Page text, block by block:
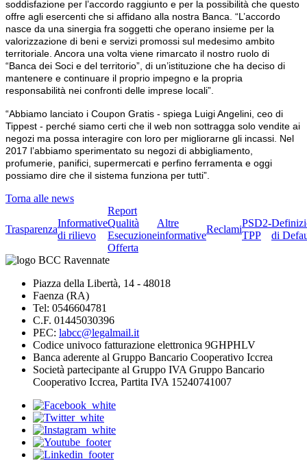
soddisfazione per l’accordo raggiunto e per la possibilità che questo
offre agli esercenti che si affidano alla nostra Banca. “L’accordo
nasce da una sinergia fra soggetti che operano insieme per la
valorizzazione di beni e servizi promossi sul medesimo ambito
territoriale. Ancora una volta viene rimarcato il nostro ruolo di
“Banca dei Soci e del territorio”, di un’istituzione che ha deciso di
mantenere e continuare il proprio impegno e la propria
responsabilità nei confronti delle imprese locali”.
“Abbiamo lanciato i Coupon Gratis - spiega Luigi Angelini, ceo di
Tippest - perché siamo certi che il web non sottragga solo vendite ai
negozi ma possa interagire con loro per migliorarne gli incassi. Nel
2017 l’abbiamo sperimentato su negozi di abbigliamento,
profumerie, panifici, supermercati e perfino ferramenta e oggi
possiamo dire che il sistema funziona per tutti”.
Torna alle news
Trasparenza
Informative
di rilievo
Report
Qualità
Esecuzione
Offerta
Altre
informative
Reclami
PSD2-
TPP
di
Piazza della Libertà, 14 - 48018
Faenza (RA)
Tel: 0546604781
C.F. 01445030396
PEC: labcc@legalmail.it
Codice univoco fatturazione elettronica 9GHPHLV
Banca aderente al Gruppo Bancario Cooperativo Iccrea
Società partecipante al Gruppo IVA Gruppo Bancario
Cooperativo Iccrea, Partita IVA 15240741007